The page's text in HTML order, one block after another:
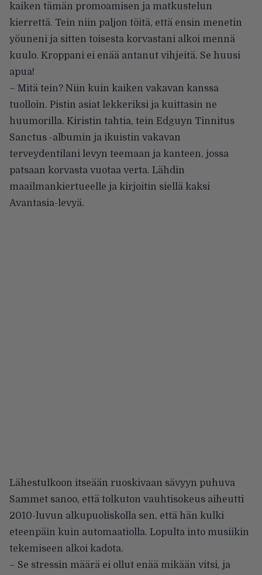
kaiken tämän promoamisen ja matkustelun
kierrettä. Tein niin paljon töitä, että ensin menetin
yöuneni ja sitten toisesta korvastani alkoi mennä
kuulo. Kroppani ei enää antanut vihjeitä. Se huusi
apua!
– Mitä tein? Niin kuin kaiken vakavan kanssa
tuolloin. Pistin asiat lekkeriksi ja kuittasin ne
huumorilla. Kiristin tahtia, tein Edguyn Tinnitus
Sanctus -albumin ja ikuistin vakavan
terveydentilani levyn teemaan ja kanteen, jossa
patsaan korvasta vuotaa verta. Lähdin
maailmankiertueelle ja kirjoitin siellä kaksi
Avantasia-levyä.
Lähestulkoon itseään ruoskivaan sävyyn puhuva
Sammet sanoo, että tolkuton vauhtisokeus aiheutti
2010-luvun alkupuoliskolla sen, että hän kulki
eteenpäin kuin automaatiolla. Lopulta into musiikin
tekemiseen alkoi kadota.
– Se stressin määrä ei ollut enää mikään vitsi, ja